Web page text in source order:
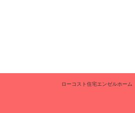
ローコスト住宅エンゼルホーム